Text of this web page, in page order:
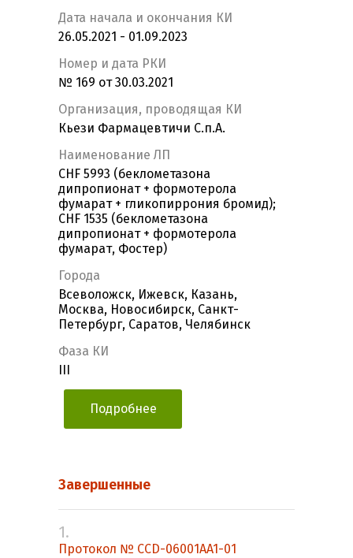
Дата начала и окончания КИ
26.05.2021 - 01.09.2023
Номер и дата РКИ
№ 169 от 30.03.2021
Организация, проводящая КИ
Кьези Фармацевтичи С.п.А.
Наименование ЛП
CHF 5993 (беклометазона
дипропионат + формотерола
фумарат + гликопиррония бромид);
CHF 1535 (беклометазона
дипропионат + формотерола
фумарат, Фостер)
Города
Всеволожск, Ижевск, Казань,
Москва, Новосибирск, Санкт-
Петербург, Саратов, Челябинск
Фаза КИ
Подробнее
Завершенные
1.
Протокол № CCD-06001AA1-01